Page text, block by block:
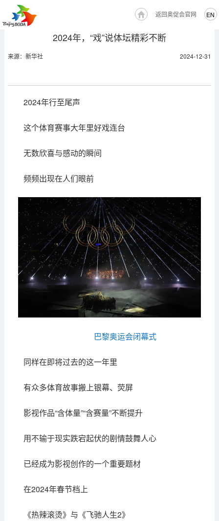
EN
返回奥促会官网
2024年，“戏”说体坛精彩不断
来源：新华社 2024-12-31
2024年行至尾声
这个体育赛事大年里好戏连台
无数欣喜与感动的瞬间
频频出现在人们眼前
巴黎奥运会闭幕式
同样在即将过去的这一年里
有众多体育故事搬上银幕、荧屏
影视作品“含体量”“含赛量”不断提升
用不输于现实跌宕起伏的剧情鼓舞人心
已经成为影视创作的一个重要题材
在2024年春节档上
《热辣滚烫》与《飞驰人生2》